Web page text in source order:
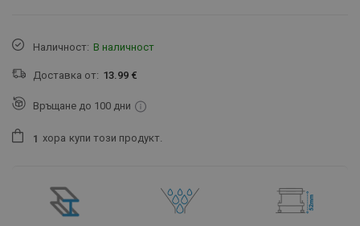
Наличност: В наличност
Доставка от: 13.99 €
Връщане до 100 дни
1 хора купи този продукт.